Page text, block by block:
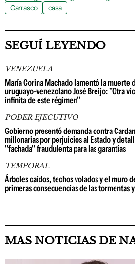
Carrasco
casa
SEGUÍ LEYENDO
VENEZUELA
María Corina Machado lamentó la muerte
uruguayo-venezolano José Breijo: "Otra
infinita de este régimen"
PODER EJECUTIVO
Gobierno presentó demanda contra
millonarias por perjuicios al Estado y
"fachada" fraudulenta para las garantías
TEMPORAL
Árboles caídos, techos volados y el muro
primeras consecuencias de las tormentas
MAS NOTICIAS DE